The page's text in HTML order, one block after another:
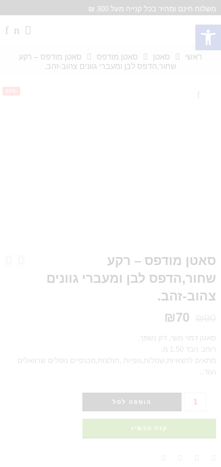
פתח סרגל נגישות
משלוח חינם ומהיר בכל קנייה מעל 300 ₪
ראשי סאטן סאטן מודפס
סאטן מודפס – רקע
שחור,הדפס לבן ומעברי גוונים צהוב-זהב.
-22%
סאטן מודפס – רקע
שחור,הדפס לבן ומעברי גוונים
צהוב-זהב.
₪70
סאטן דמוי משי, דק נשפך.
רוחב הבד 1.50 מ.
מתאים לחצאיות,שמלות,גופיות ,חולצות,מכנסיים נופלים שרוואלים
ועוד..
הוספה לסל
קנה עכשיו